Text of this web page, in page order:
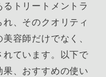
トリートメントラ
、そのクオリティ
容師だけでなく、
ています。以下で
、おすすめの使い